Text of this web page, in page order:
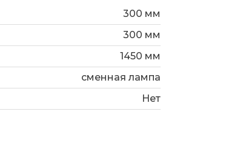
300 мм
300 мм
1450 мм
сменная лампа
Нет